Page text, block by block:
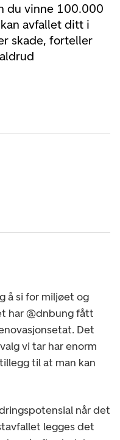
du vinne 100.000
avfallet ditt i
skade, forteller
å si for miljøet og
har @dnbung fått
Det
vi tar har enorm
til at man kan
når det
legges det